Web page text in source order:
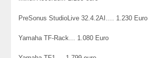
PreSonus StudioLive 32.4.2AI…. 1.230 Euro
Yamaha TF-Rack… 1.080 Euro